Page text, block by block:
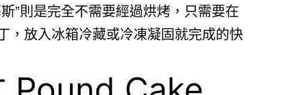
”則是完全不需要經過烘烤，只需要在
，放入冰箱冷藏或冷凍凝固就完成的快